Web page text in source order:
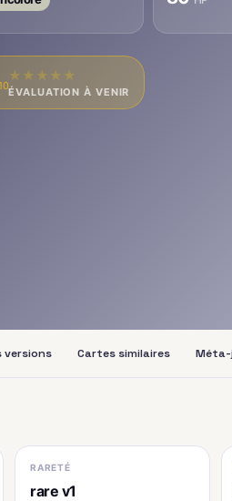
★ ★ ★ ★ ★
ÉVALUATION À VENIR
versions Cartes similaires Méta-
RARETÉ
rare v1